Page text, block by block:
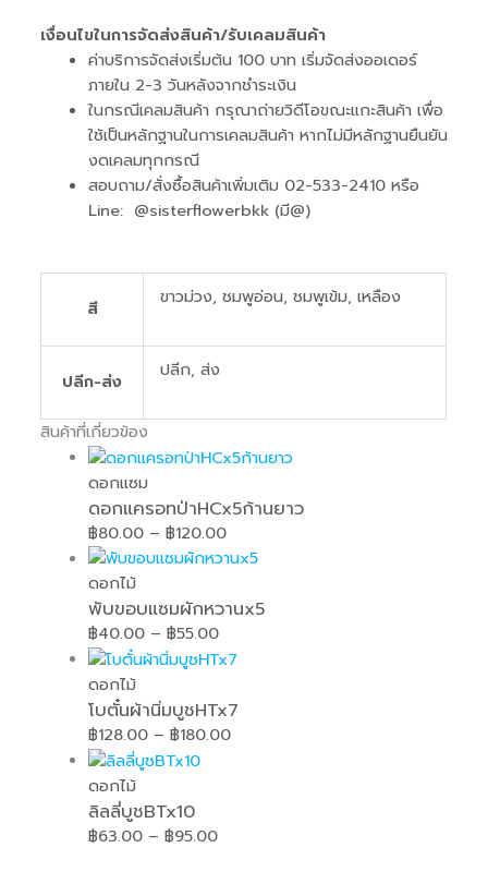
เงื่อนไขในการจัดส่งสินค้า/รับเคลมสินค้า
ค่าบริการจัดส่งเริ่มต้น 100 บาท เริ่มจัดส่งออเดอร์
ภายใน 2-3 วันหลังจากชำระเงิน
ในกรณีเคลมสินค้า กรุณาถ่ายวิดีโอขณะแกะสินค้า เพื่อ
ใช้เป็นหลักฐานในการเคลมสินค้า หากไม่มีหลักฐานยืนยัน
งดเคลมทุกกรณี
สอบถาม/สั่งซื้อสินค้าเพิ่มเติม 02-533-2410 หรือ
Line: @sisterflowerbkk (มี@)
สี ขาวม่วง, ชมพูอ่อน, ชมพูเข้ม, เหลือง
ปลีก-ส่ง ปลีก, ส่ง
สินค้าที่เกี่ยวข้อง
ดอกแซม
ดอกแครอทป่าHCx5ก้านยาว
฿80.00 – ฿120.00
ดอกไม้
พับขอบแซมผักหวานx5
฿40.00 – ฿55.00
ดอกไม้
โบตั๋นผ้านิ่มบูชHTx7
฿128.00 – ฿180.00
ดอกไม้
ลิลลี่บูชBTx10
฿63.00 – ฿95.00